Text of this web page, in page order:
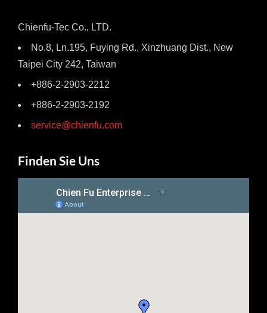
Chienfu-Tec Co., LTD.
No.8, Ln.195, Fuying Rd., Xinzhuang Dist., New
Taipei City 242, Taiwan
+886-2-2903-2212
+886-2-2903-2192
service@chienfu.com
Finden Sie Uns